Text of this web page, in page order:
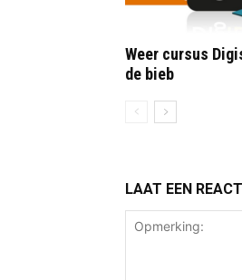
Weer cursus
de bieb
LAAT EEN